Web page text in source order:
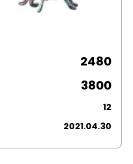
2480
3800
12
2021.04.30